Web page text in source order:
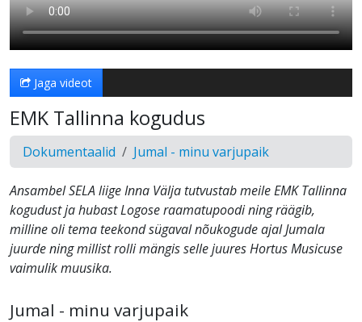
Jaga videot
EMK Tallinna kogudus
Dokumentaalid Jumal - minu varjupaik
Ansambel SELA liige Inna Välja tutvustab meile EMK Tallinna
kogudust ja hubast Logose raamatupoodi ning räägib,
milline oli tema teekond sügaval nõukogude ajal Jumala
juurde ning millist rolli mängis selle juures Hortus Musicuse
vaimulik muusika.
Jumal - minu varjupaik